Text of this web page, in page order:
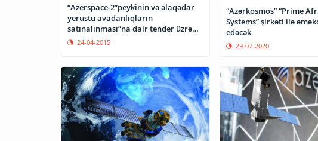
“Azerspace-2”peykinin və əlaqədar
yerüstü avadanlıqların
satınalınması”na dair tender üzrə
təkliflər zərfləri açıldı
24-04-2015
“Azərkosmos” “Prime
Systems” şirkəti ilə
edəcək
29-07-2020